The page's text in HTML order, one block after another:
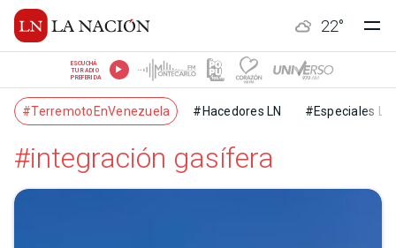
22°
ESCUCHÁ
TU RADIO
PREFERIDA
#TerremotoEnVenezuela #Hacedores LN #Especiales LN
#integración gasífera